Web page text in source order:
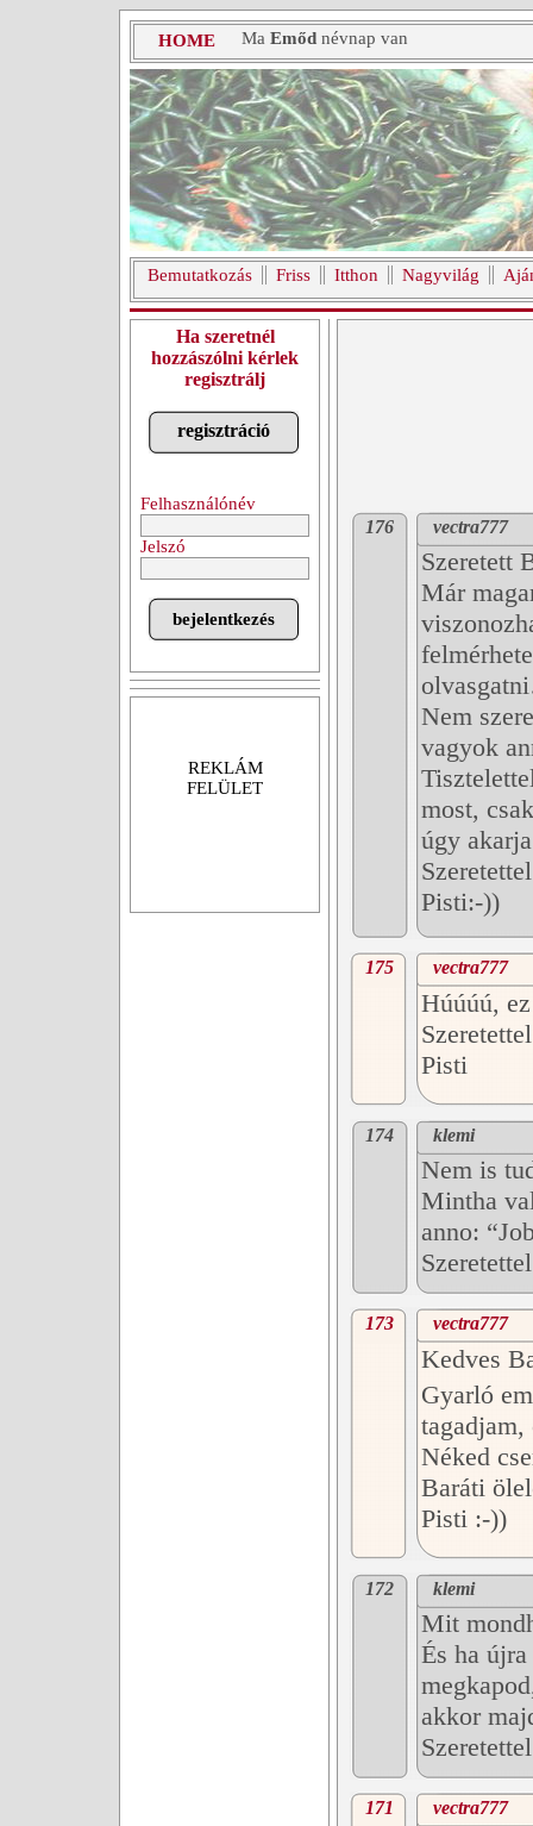
HOME Ma Emőd névnap van
Bemutatkozás Friss Itthon Nagyvilág
Ha szeretnél
hozzászólni kérlek
regisztrálj
regisztráció
Felhasználónév
Jelszó
REKLÁM
FELÜLET
176 vectra777
Szeretett
Már
Nem
vagyok
most,
úgy
Pisti:-))
175 vectra777
Húúúú,
Szeretettel
Pisti
174 klemi
Nem is
Mintha
anno:
173 vectra777
Kedves
Gyarló
Néked
Baráti
Pisti :-))
172 klemi
Mit
És ha
akkor
171 vectra777